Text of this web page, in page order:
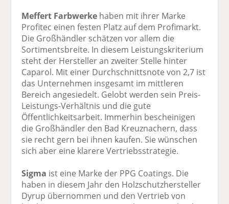
Meffert Farbwerke haben mit ihrer Marke
Profitec einen festen Platz auf dem Profimarkt.
Die Großhändler schätzen vor allem die
Sortimentsbreite. In diesem Leistungskriterium
steht der Hersteller an zweiter Stelle hinter
Caparol. Mit einer Durchschnittsnote von 2,7 ist
das Unternehmen insgesamt im mittleren
Bereich angesiedelt. Gelobt werden sein Preis-
Leistungs-Verhältnis und die gute
Öffentlichkeitsarbeit. Immerhin bescheinigen
die Großhändler den Bad Kreuznachern, dass
sie recht gern bei ihnen kaufen. Sie wünschen
sich aber eine klarere Vertriebsstrategie.
Sigma ist eine Marke der PPG Coatings. Die
haben in diesem Jahr den Holzschutzhersteller
Dyrup übernommen und den Vertrieb von